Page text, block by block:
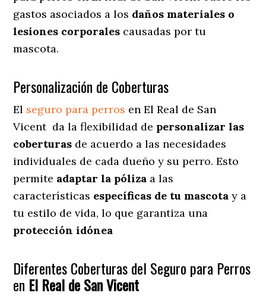
gastos asociados a los daños materiales o
lesiones corporales causadas por tu
mascota.
Personalización de Coberturas
El seguro para perros en El Real de San
Vicent da la flexibilidad de personalizar las
coberturas de acuerdo a las necesidades
individuales de cada dueño y su perro. Esto
permite adaptar la póliza a las
características específicas de tu mascota y a
tu estilo de vida, lo que garantiza una
protección idónea
Diferentes Coberturas del Seguro para Perros
en El Real de San Vicent